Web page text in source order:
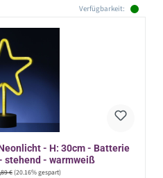
Verfügbarkeit:
- H: 30cm - Batterie
stehend - warmweiß
Preis:
€(20.16% gespart)